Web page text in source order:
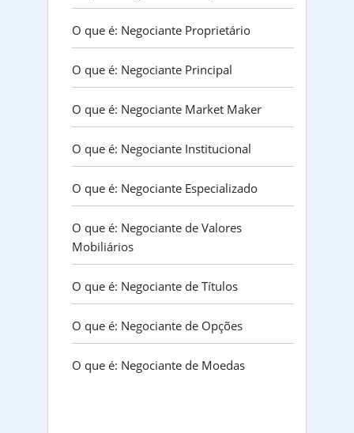
O que é: Negociante Proprietário
O que é: Negociante Principal
O que é: Negociante Market Maker
O que é: Negociante Institucional
O que é: Negociante Especializado
O que é: Negociante de Valores
Mobiliários
O que é: Negociante de Títulos
O que é: Negociante de Opções
O que é: Negociante de Moedas